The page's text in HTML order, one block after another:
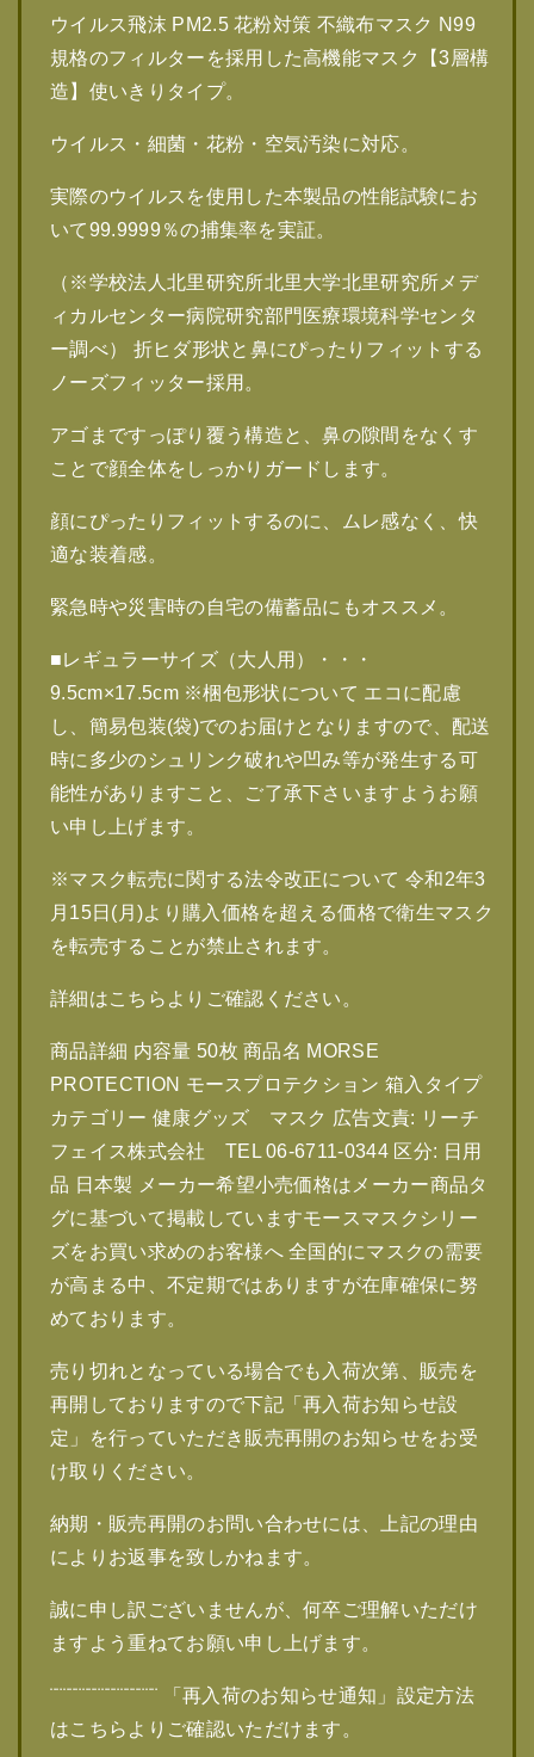
ウイルス飛沫 PM2.5 花粉対策 不織布マスク N99
規格のフィルターを採用した高機能マスク【3層構
造】使いきりタイプ。
ウイルス・細菌・花粉・空気汚染に対応。
実際のウイルスを使用した本製品の性能試験にお
いて99.9999％の捕集率を実証。
（※学校法人北里研究所北里大学北里研究所メデ
ィカルセンター病院研究部門医療環境科学センタ
ー調べ） 折ヒダ形状と鼻にぴったりフィットする
ノーズフィッター採用。
アゴまですっぽり覆う構造と、鼻の隙間をなくす
ことで顔全体をしっかりガードします。
顔にぴったりフィットするのに、ムレ感なく、快
適な装着感。
緊急時や災害時の自宅の備蓄品にもオススメ。
■レギュラーサイズ（大人用）・・・
9.5cm×17.5cm ※梱包形状について エコに配慮
し、簡易包装(袋)でのお届けとなりますので、配送
時に多少のシュリンク破れや凹み等が発生する可
能性がありますこと、ご了承下さいますようお願
い申し上げます。
※マスク転売に関する法令改正について 令和2年3
月15日(月)より購入価格を超える価格で衛生マスク
を転売することが禁止されます。
詳細はこちらよりご確認ください。
商品詳細 内容量 50枚 商品名 MORSE
PROTECTION モースプロテクション 箱入タイプ
カテゴリー 健康グッズ マスク 広告文責: リーチ
フェイス株式会社 TEL 06-6711-0344 区分: 日用
品 日本製 メーカー希望小売価格はメーカー商品タ
グに基づいて掲載していますモースマスクシリー
ズをお買い求めのお客様へ 全国的にマスクの需要
が高まる中、不定期ではありますが在庫確保に努
めております。
売り切れとなっている場合でも入荷次第、販売を
再開しておりますので下記「再入荷お知らせ設
定」を行っていただき販売再開のお知らせをお受
け取りください。
納期・販売再開のお問い合わせには、上記の理由
によりお返事を致しかねます。
誠に申し訳ございませんが、何卒ご理解いただけ
ますよう重ねてお願い申し上げます。
¨¨¨¨¨¨¨¨¨¨¨¨¨¨¨¨¨ 「再入荷のお知らせ通知」設定方法
はこちらよりご確認いただけます。